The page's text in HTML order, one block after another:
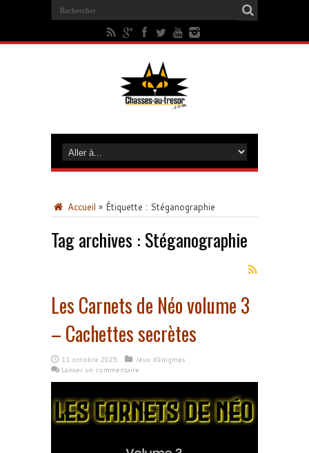
Accueil » Étiquette : Stéganographie
Tag archives : Stéganographie
Les Carnets de Néo volume 3
– Cachettes secrètes
11 octobre 2025
Jeux d'énigmes
Laisser un commentaire